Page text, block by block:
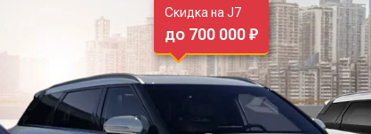
Скидка на J7
до 700 000 ₽